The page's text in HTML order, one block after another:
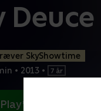
Deuce
SkyShowtime
• 2013 •